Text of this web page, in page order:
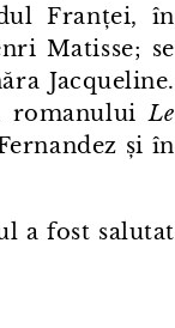
Franței, în
Matisse; se
Jacqueline.
romanuluiLe
și în
a fost salutat